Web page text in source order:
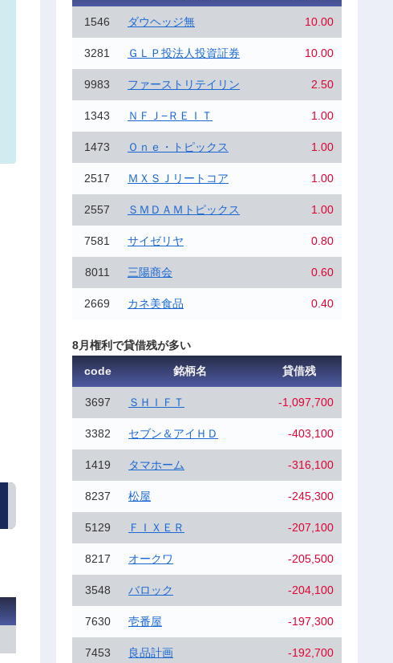
1546 ダウヘッジ無 10.00
3281 ＧＬＰ投法人投資証券 10.00
9983 ファーストリテイリン 2.50
1343 ＮＦＪ−ＲＥＩＴ 1.00
1473 Ｏｎｅ・トピックス 1.00
2517 ＭＸＳＪリートコア 1.00
2557 ＳＭＤＡＭトピックス 1.00
7581 サイゼリヤ 0.80
8011 三陽商会 0.60
2669 カネ美食品 0.40
8月権利で貸借残が多い
code
銘柄名 貸借残
3697 ＳＨＩＦＴ -1,097,700
3382 セブン＆アイＨＤ -403,100
1419 タマホーム -316,100
8237 松屋 -245,300
5129 ＦＩＸＥＲ -207,100
8217 オークワ -205,500
3548 バロック -204,100
7630 壱番屋 -197,300
7453 良品計画 -192,700